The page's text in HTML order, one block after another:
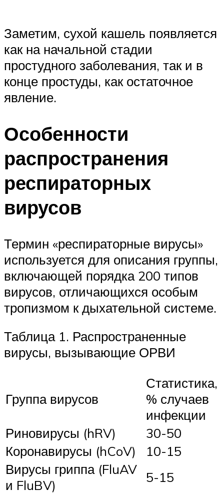
Заметим, сухой кашель появляется
как на начальной стадии
простудного заболевания, так и в
конце простуды, как остаточное
явление.
Особенности
распространения
респираторных
вирусов
Термин «респираторные вирусы»
используется для описания группы,
включающей порядка 200 типов
вирусов, отличающихся особым
тропизмом к дыхательной системе.
Таблица 1. Распространенные
вирусы, вызывающие ОРВИ
Группа вирусов
Статистика,
% случаев
инфекции
Риновирусы (hRV)
30-50
Коронавирусы (hCoV)
10-15
Вирусы гриппа (FluAV
и FluBV)
5-15